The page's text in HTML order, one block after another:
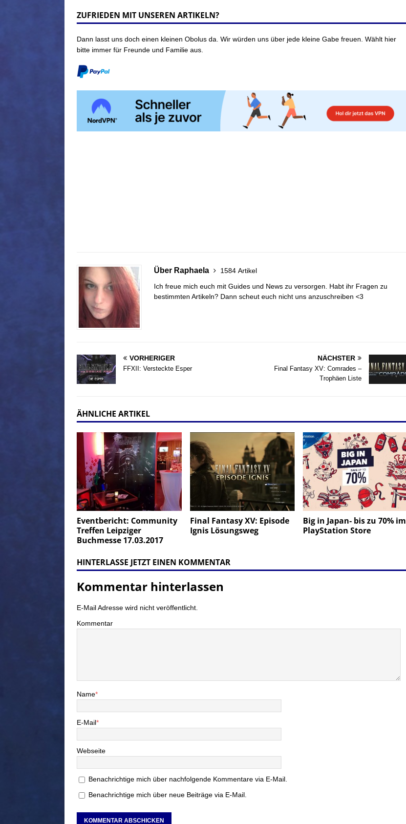
Teil 2
Protagonist
Erreicht das Topranking im
Freundeskampf
ZUFRIEDEN MIT UNSEREN ARTIKELN?
Dann lasst uns doch einen kleinen Obolus da. Wir würden uns über jede kleine Gabe freuen. Wählt hier
bitte immer für Freunde und Familie aus.
Über Raphaela
1584 Artikel
Ich freue mich euch mit Guides und News zu versorgen. Habt ihr Fragen zu
bestimmten Artikeln? Dann scheut euch nicht uns anzuschreiben <3
VORHERIGER
FFXII: Versteckte Esper
NÄCHSTER
Final Fantasy XV: Comrades –
Trophäen Liste
ÄHNLICHE ARTIKEL
Eventbericht: Community
Treffen Leipziger
Buchmesse 17.03.2017
Final Fantasy XV: Episode
Ignis Lösungsweg
Big in Japan- bis zu 70% im
PlayStation Store
HINTERLASSE JETZT EINEN KOMMENTAR
Kommentar hinterlassen
E-Mail Adresse wird nicht veröffentlicht.
Kommentar
Name*
E-Mail*
Webseite
Benachrichtige mich über nachfolgende Kommentare via E-Mail.
Benachrichtige mich über neue Beiträge via E-Mail.